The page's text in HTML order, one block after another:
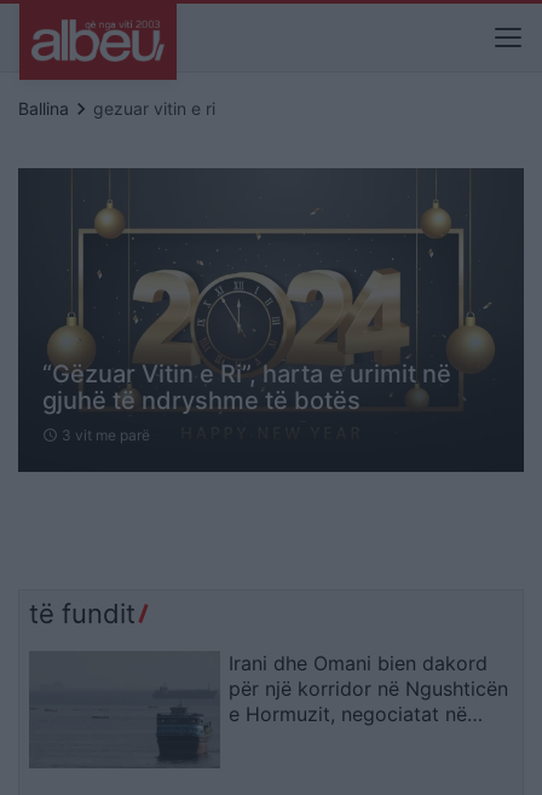
Ballina keyboard_arrow_right gezuar vitin e ri
“Gëzuar Vitin e Ri”, harta e urimit në
gjuhë të ndryshme të botës
schedule 3 vit me parë
të fundit
Irani dhe Omani bien dakord
për një korridor në Ngushticën
e Hormuzit, negociatat në